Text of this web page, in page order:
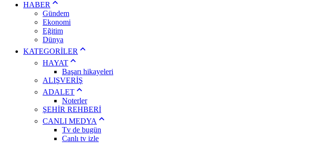
HABER
Gündem
Ekonomi
Eğitim
Dünya
KATEGORİLER
HAYAT
Başarı hikayeleri
ALIŞVERİŞ
ADALET
Noterler
ŞEHİR REHBERİ
CANLI MEDYA
Tv de bugün
Canlı tv izle